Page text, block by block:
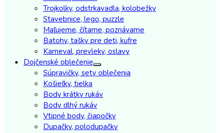
Trojkolky, odstrkavadla, kolobežky
Stavebnice, lego, puzzle
Maľujeme, čítame, poznávame
Batohy, tašky pre deti, kufre
Karneval, prevleky, oslavy
Dojčenské oblečenie
Súpravičky, sety oblečenia
Košieľky, tielka
Body krátky rukáv
Body dlhý rukáv
Vtipné body, čiapočky
Dupačky, polodupačky